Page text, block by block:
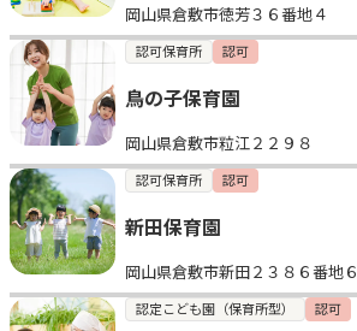
岡山県倉敷市徳芳３６番地４
認可保育所 認可
鳥の子保育園
岡山県倉敷市粒江２２９８
認可保育所 認可
新田保育園
岡山県倉敷市新田２３８６番地６
認定こども園（保育所型） 認可